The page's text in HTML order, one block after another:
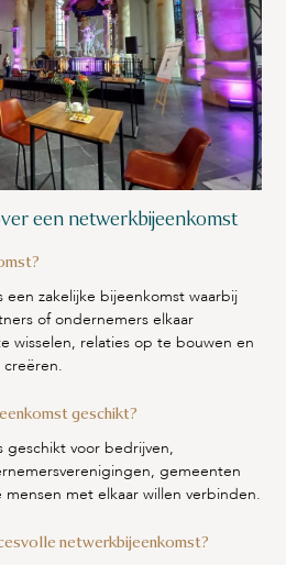
een netwerkbijeenkomst
zakelijke bijeenkomst waarbij
of ondernemers elkaar
wisselen, relaties op te bouwen en
creëren.
geschikt?
geschikt voor bedrijven,
gemeenten
met elkaar willen verbinden.
netwerkbijeenkomst?